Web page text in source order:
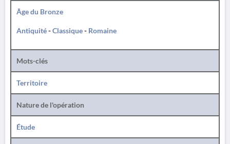
Âge du Bronze
Antiquité-Classique- Romaine
Mots-clés
Territoire
Nature de l'opération
Étude